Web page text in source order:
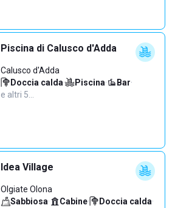
Piscina di Calusco d'Adda
Calusco d'Adda
Doccia calda· Piscina· Bar·
e altri 5…
Idea Village
Olgiate Olona
Sabbiosa· Cabine· Doccia calda·